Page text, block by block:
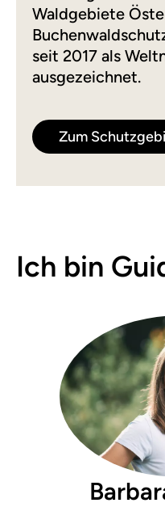
Waldgebiete
seit 2017 als
ausgezeichnet.
Zum
Ich bin